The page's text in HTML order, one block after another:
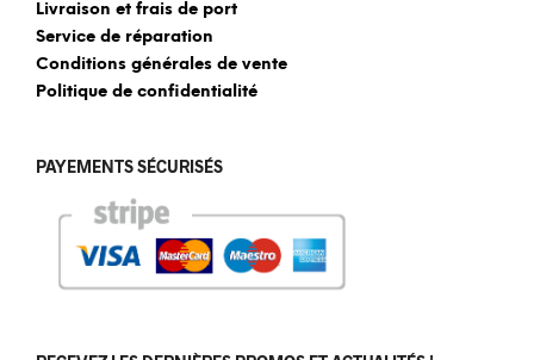
Livraison et frais de port
Service de réparation
Conditions générales de vente
Politique de confidentialité
PAYEMENTS SÉCURISÉS